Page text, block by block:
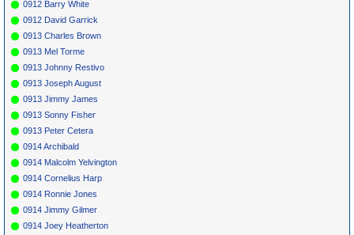
0912 Barry White
0912 David Garrick
0913 Charles Brown
0913 Mel Torme
0913 Johnny Restivo
0913 Joseph August
0913 Jimmy James
0913 Sonny Fisher
0913 Peter Cetera
0914 Archibald
0914 Malcolm Yelvington
0914 Cornelius Harp
0914 Ronnie Jones
0914 Jimmy Gilmer
0914 Joey Heatherton